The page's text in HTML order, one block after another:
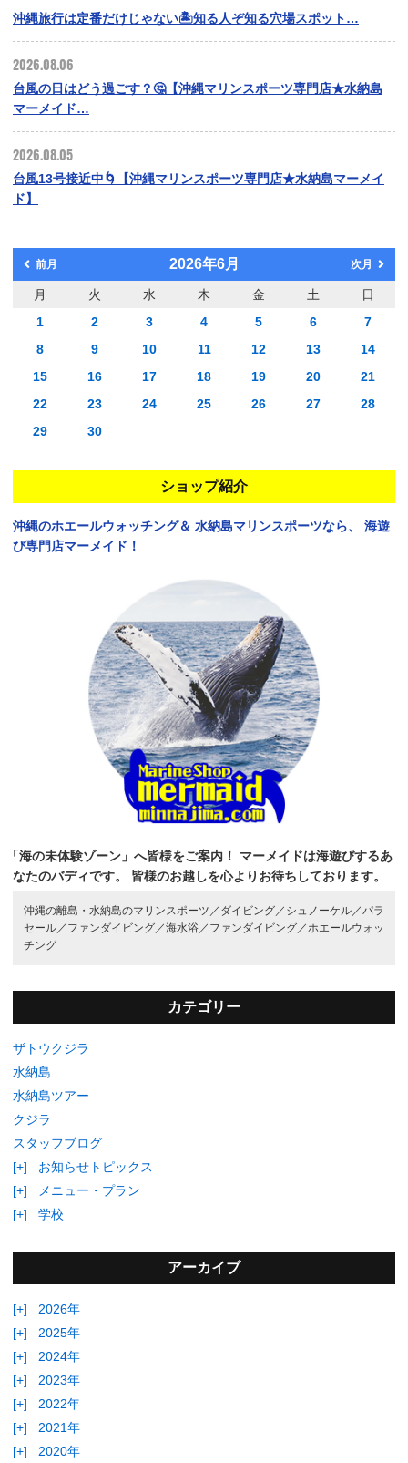
沖縄旅行は定番だけじゃない🏝️知る人ぞ知る穴場スポット…
2026.08.06
台風の日はどう過ごす？🤔【沖縄マリンスポーツ専門店★水納島
マーメイド…
2026.08.05
台風13号接近中🌀【沖縄マリンスポーツ専門店★水納島マーメイ
ド】
前月 2026年6月 次月
月 火 水 木 金 土
日
1
2 3 4 5 6
7
8
9 10 11 12 13
14
15
16 17 18 19 20
21
22
23 24 25 26 27
28
29
30
ショップ紹介
沖縄のホエールウォッチング＆ 水納島マリンスポーツなら、
海遊
び専門店マーメイド！
「海の未体験ゾーン」へ皆様をご案内！
マーメイドは海遊びするあ
なたのバディです。
皆様のお越しを心よりお待ちしております。
沖縄の離島・水納島のマリンスポーツ／ ダイビング／ シュノーケル／パラ
セール／ ファンダイビング／海水浴／ ファンダイビング／ホエールウォッ
チング
カテゴリー
ザトウクジラ
水納島
水納島ツアー
クジラ
スタッフブログ
[+]
お知らせトピックス
[+]
メニュー・プラン
[+]
学校
アーカイブ
[+]
2026年
[+]
2025年
[+]
2024年
[+]
2023年
[+]
2022年
[+]
2021年
[+]
2020年